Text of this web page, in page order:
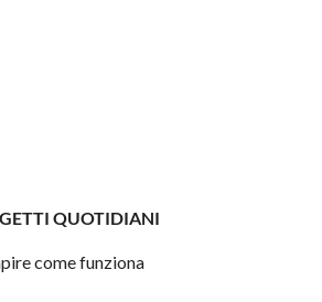
QUOTIDIANI
come funziona